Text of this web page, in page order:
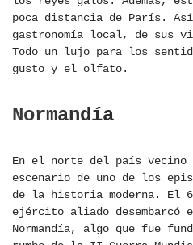
poca distancia de París.
gastronomía local, de sus
Todo un lujo para los
gusto y el olfato.
Normandía
En el norte del país vecino
escenario de uno de los
de la historia moderna. El
ejército aliado desembarcó
Normandía, algo que fue